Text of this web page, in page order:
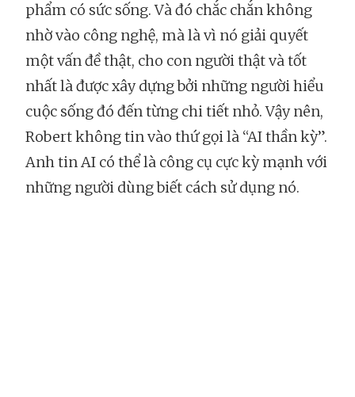
phẩm có sức sống. Và đó chắc chắn không
nhờ vào công nghệ, mà là vì nó giải quyết
một vấn đề thật, cho con người thật và tốt
nhất là được xây dựng bởi những người hiểu
cuộc sống đó đến từng chi tiết nhỏ. Vậy nên,
Robert không tin vào thứ gọi là “AI thần kỳ”.
Anh tin AI có thể là công cụ cực kỳ mạnh với
những người dùng biết cách sử dụng nó.